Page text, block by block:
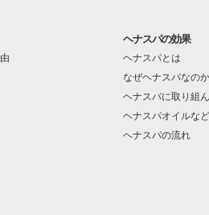
ヘナスパの効果
ヘナスパとは
なぜヘナスパなのか
ヘナスパに取り組
ヘナスパオイルなど
ヘナスパの流れ